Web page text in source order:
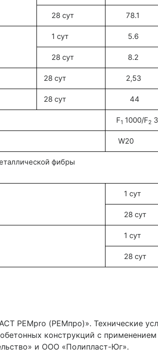
28 сут 78.1
1 сут 5.6
28 сут 8.2
28 сут 2,53
28 сут 44
F1 1000/F2
W20
фибры
1 сут
28 сут
1 сут
28 сут
РЕМpro (РЕМпро)». Технические
конструкций с
и ООО «Полипласт-Юг».